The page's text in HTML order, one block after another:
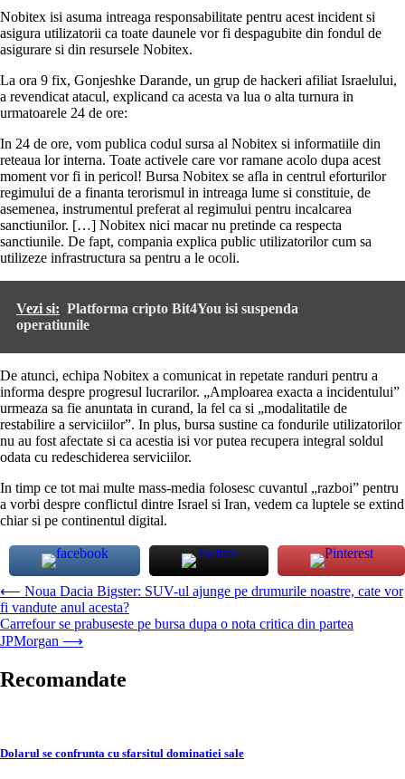
Nobitex isi asuma intreaga responsabilitate pentru acest incident si
asigura utilizatorii ca toate daunele vor fi despagubite din fondul de
asigurare si din resursele Nobitex.
La ora 9 fix, Gonjeshke Darande, un grup de hackeri afiliat Israelului,
a revendicat atacul, explicand ca acesta va lua o alta turnura in
urmatoarele 24 de ore:
In 24 de ore, vom publica codul sursa al Nobitex si informatiile din
reteaua lor interna. Toate activele care vor ramane acolo dupa acest
moment vor fi in pericol! Bursa Nobitex se afla in centrul eforturilor
regimului de a finanta terorismul in intreaga lume si constituie, de
asemenea, instrumentul preferat al regimului pentru incalcarea
sanctiunilor. […] Nobitex nici macar nu pretinde ca respecta
sanctiunile. De fapt, compania explica public utilizatorilor cum sa
utilizeze infrastructura sa pentru a le ocoli.
Vezi si: Platforma cripto Bit4You isi suspenda
operatiunile
De atunci, echipa Nobitex a comunicat in repetate randuri pentru a
informa despre progresul lucrarilor. „Amploarea exacta a incidentului”
urmeaza sa fie anuntata in curand, la fel ca si „modalitatile de
restabilire a serviciilor”. In plus, bursa sustine ca fondurile utilizatorilor
nu au fost afectate si ca acestia isi vor putea recupera integral soldul
odata cu redeschiderea serviciilor.
In timp ce tot mai multe mass-media folosesc cuvantul „razboi” pentru
a vorbi despre conflictul dintre Israel si Iran, vedem ca luptele se extind
chiar si pe continentul digital.
Navigare
în
articole
⟵ Noua Dacia Bigster: SUV-ul ajunge pe drumurile noastre, cate vor
fi vandute anul acesta?
Carrefour se prabuseste pe bursa dupa o nota critica din partea
JPMorgan ⟶
Recomandate
Dolarul se confrunta cu sfarsitul dominatiei sale